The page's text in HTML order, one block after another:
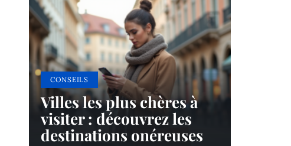
CONSEILS
Villes les plus chères à
visiter : découvrez les
destinations onéreuses